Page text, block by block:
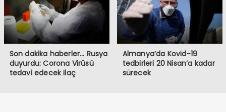
Son dakika haberler… Rusya
duyurdu: Corona Virüsü
tedavi edecek ilaç
Almanya’da Kovid-19
tedbirleri 20 Nisan’a kadar
sürecek